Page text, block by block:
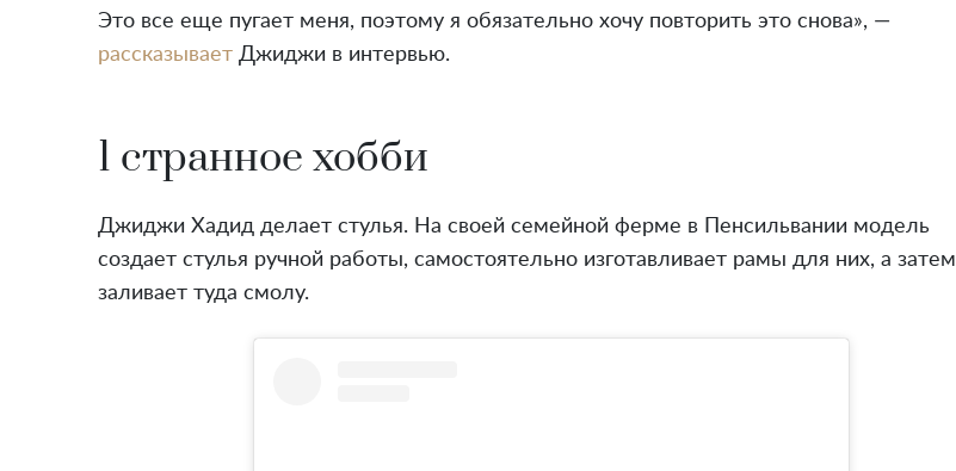
Это все еще пугает меня, поэтому я обязательно хочу повторить это снова», —
рассказываетДжиджи в интервью.
1 странное хобби
Джиджи Хадид делает стулья. На своей семейной ферме в Пенсильвании модель
создает стулья ручной работы, самостоятельно изготавливает рамы для них, а затем
заливает туда смолу.